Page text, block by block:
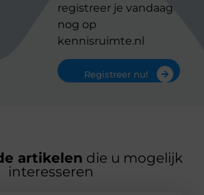
registreer je vandaag
nog op
kennisruimte.nl
Registreer nu!
artikelen die u mogelijk
interesseren